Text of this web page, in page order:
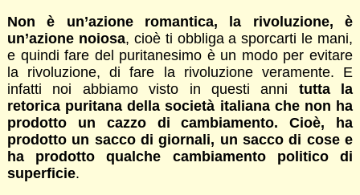
Non è un’azione romantica, la rivoluzione, è
un’azione noiosa, cioè ti obbliga a sporcarti le mani,
e quindi fare del puritanesimo è un modo per evitare
la rivoluzione, di fare la rivoluzione veramente. E
infatti noi abbiamo visto in questi anni tutta la
retorica puritana della società italiana che non ha
prodotto un cazzo di cambiamento. Cioè, ha
prodotto un sacco di giornali, un sacco di cose e
ha prodotto qualche cambiamento politico di
superficie.